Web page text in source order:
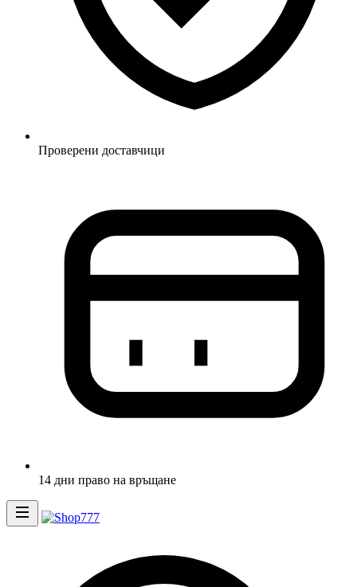
Проверени доставчици
14 дни право на връщане